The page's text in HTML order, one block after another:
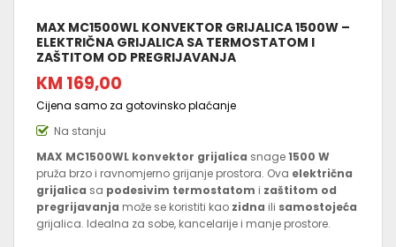
MAX MC1500WL KONVEKTOR GRIJALICA 1500W –
ELEKTRIČNA GRIJALICA SA TERMOSTATOM I
ZAŠTITOM OD PREGRIJAVANJA
KM 169,00
Cijena samo za gotovinsko plaćanje
Na stanju
MAX MC1500WL konvektor grijalica snage1500 W
pruža brzo i ravnomjerno grijanje prostora. Ova električna
grijalica sa podesivim termostatom i zaštitom od
pregrijavanja može se koristiti kao zidna ili samostojeća
grijalica. Idealna za sobe, kancelarije i manje prostore.